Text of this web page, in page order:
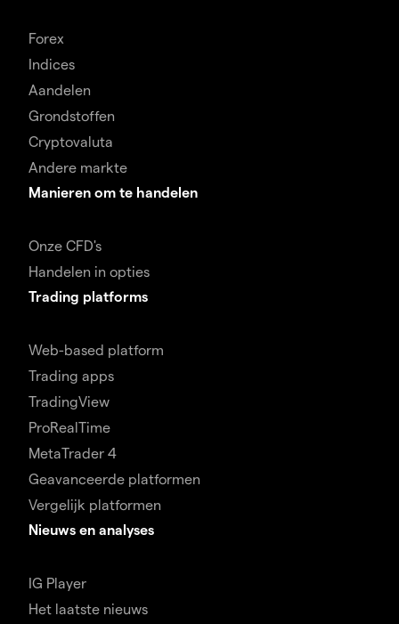
Forex
Indices
Aandelen
Grondstoffen
Cryptovaluta
Andere markte
Manieren om te handelen
Onze CFD's
Handelen in opties
Trading platforms
Web-based platform
Trading apps
TradingView
ProRealTime
MetaTrader 4
Geavanceerde platformen
Vergelijk platformen
Nieuws en analyses
IG Player
Het laatste nieuws